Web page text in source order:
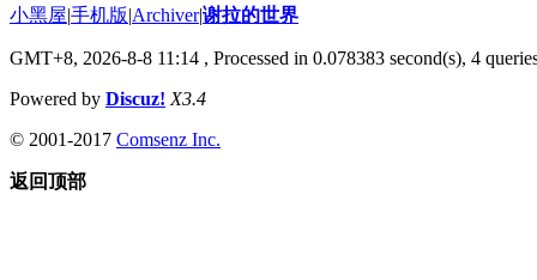
小黑屋|手机版|Archiver|谢拉的世界
GMT+8, 2026-8-8 11:14 , Processed in 0.078383 second(s), 4
Powered by Discuz! X3.4
© 2001-2017 Comsenz Inc.
返回顶部